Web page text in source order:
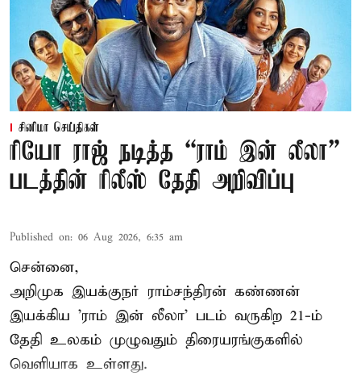
சினிமா செய்திகள்
ரியோ ராஜ் நடித்த “ராம் இன் லீலா”
படத்தின் ரிலீஸ் தேதி அறிவிப்பு
Published on: 06 Aug 2026, 6:35 am
சென்னை,
அறிமுக இயக்குநர் ராம்சந்திரன் கண்ணன்
இயக்கிய 'ராம் இன் லீலா' படம் வருகிற 21-ம்
தேதி உலகம் முழுவதும் திரையரங்குகளில்
வெளியாக உள்ளது.